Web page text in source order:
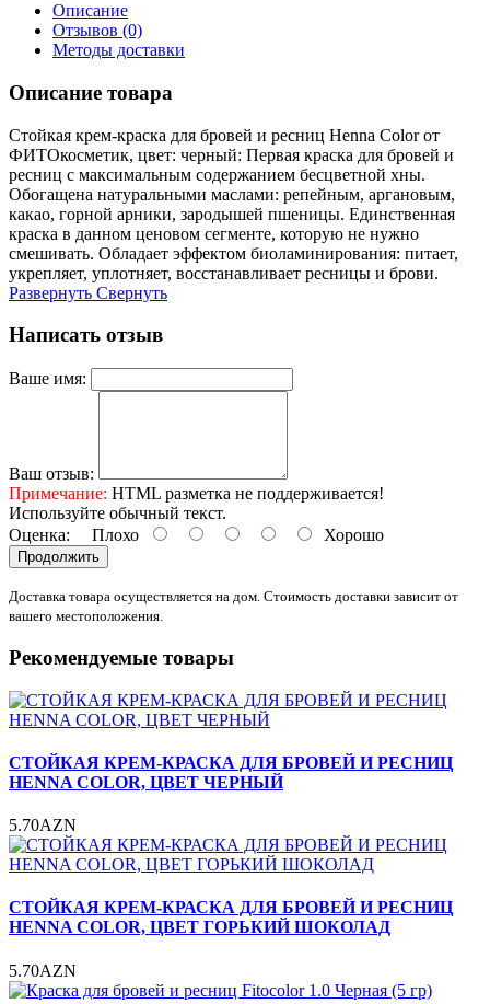
Описание
Отзывов (0)
Методы доставки
Описание товара
Стойкая крем-краска для бровей и ресниц Henna Color от
ФИТОкосметик, цвет: черный: Первая краска для бровей и
ресниц с максимальным содержанием бесцветной хны.
Обогащена натуральными маслами: репейным, аргановым,
какао, горной арники, зародышей пшеницы. Единственная
краска в данном ценовом сегменте, которую не нужно
смешивать. Обладает эффектом биоламинирования: питает,
укрепляет, уплотняет, восстанавливает ресницы и брови.
Развернуть Свернуть
Написать отзыв
Ваше имя:
Ваш отзыв:
Примечание: HTML разметка не поддерживается!
Используйте обычный текст.
Оценка: Плохо Хорошо
Продолжить
Доставка товара осуществляется на дом. Стоимость доставки зависит от
вашего местоположения.
Рекомендуемые товары
СТОЙКАЯ КРЕМ-КРАСКА ДЛЯ БРОВЕЙ И РЕСНИЦ
HENNA COLOR, ЦВЕТ ЧЕРНЫЙ
5.70AZN
СТОЙКАЯ КРЕМ-КРАСКА ДЛЯ БРОВЕЙ И РЕСНИЦ
HENNA COLOR, ЦВЕТ ГОРЬКИЙ ШОКОЛАД
5.70AZN